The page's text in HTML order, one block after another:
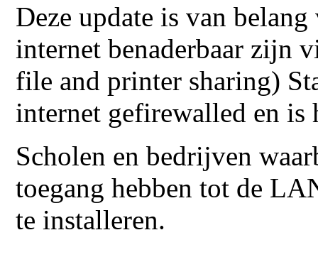
Deze update is van
internet benaderbaar zijn
file and printer sharing)
internet gefirewalled en is
Scholen en bedrijven
toegang hebben tot de
te installeren.